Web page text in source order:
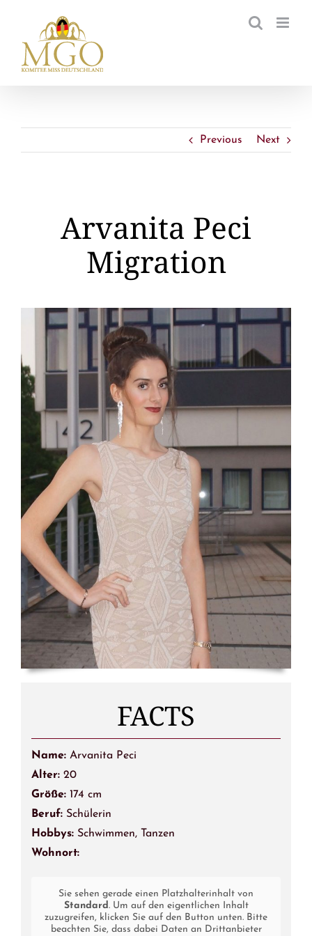
springen
Previous Next
Arvanita Peci
Migration
FACTS
Name: Arvanita Peci
Alter: 20
Größe: 174 cm
Beruf: Schülerin
Hobbys: Schwimmen, Tanzen
Wohnort:
Sie sehen gerade einen Platzhalterinhalt von
Standard . Um auf den eigentlichen Inhalt
zuzugreifen, klicken Sie auf den Button unten. Bitte
beachten Sie, dass dabei Daten an Drittanbieter